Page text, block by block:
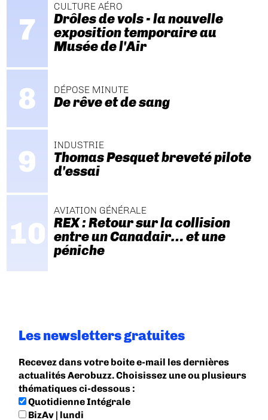
CULTURE AÉRO
Drôles de vols - la nouvelle
exposition temporaire au
Musée de l'Air
DÉPOSE MINUTE
De rêve et de sang
INDUSTRIE
Thomas Pesquet breveté pilote
d'essai
AVIATION GÉNÉRALE
REX : Retour sur la collision
entre un Canadair… et une
péniche
Les newsletters gratuites
Recevez dans votre boite e-mail les dernières
actualités Aerobuzz. Choisissez une ou plusieurs
thématiques ci-dessous :
Quotidienne Intégrale
BizAv | lundi